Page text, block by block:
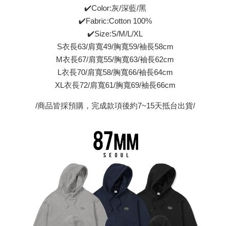
✔️Color:灰/深藍/黑
✔️Fabric:Cotton 100%
✔️Size:S/M/L/XL
S衣長63/肩寬49/胸寬59/袖長58cm
M衣長67/肩寬55/胸寬63/袖長62cm
L衣長70/肩寬58/胸寬66/袖長64cm
XL衣長72/肩寬61/胸寬69/袖長66cm
/商品皆採預購，完成款項後約7~15天抵台出貨/